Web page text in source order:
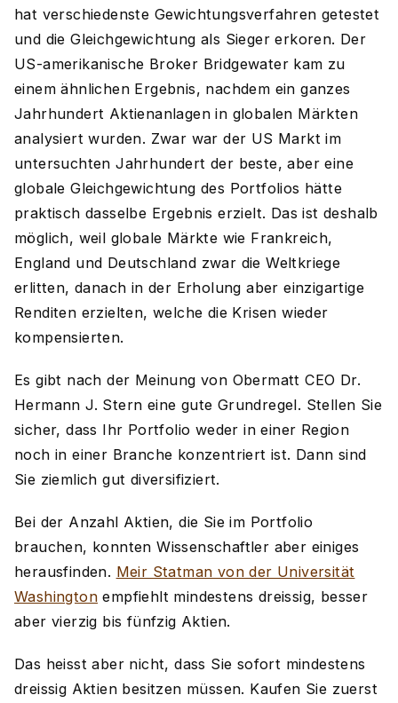
hat verschiedenste Gewichtungsverfahren getestet
und die Gleichgewichtung als Sieger erkoren. Der
US-amerikanische Broker Bridgewater kam zu
einem ähnlichen Ergebnis, nachdem ein ganzes
Jahrhundert Aktienanlagen in globalen Märkten
analysiert wurden. Zwar war der US Markt im
untersuchten Jahrhundert der beste, aber eine
globale Gleichgewichtung des Portfolios hätte
praktisch dasselbe Ergebnis erzielt. Das ist deshalb
möglich, weil globale Märkte wie Frankreich,
England und Deutschland zwar die Weltkriege
erlitten, danach in der Erholung aber einzigartige
Renditen erzielten, welche die Krisen wieder
kompensierten.
Es gibt nach der Meinung von Obermatt CEO Dr.
Hermann J. Stern eine gute Grundregel. Stellen Sie
sicher, dass Ihr Portfolio weder in einer Region
noch in einer Branche konzentriert ist. Dann sind
Sie ziemlich gut diversifiziert.
Bei der Anzahl Aktien, die Sie im Portfolio
brauchen, konnten Wissenschaftler aber einiges
herausfinden. Meir Statman von der Universität
Washington empfiehlt mindestens dreissig, besser
aber vierzig bis fünfzig Aktien.
Das heisst aber nicht, dass Sie sofort mindestens
dreissig Aktien besitzen müssen. Kaufen Sie zuerst